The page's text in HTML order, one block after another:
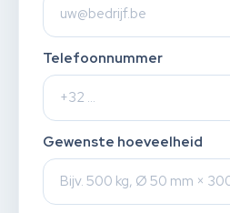
Telefoonnummer
Gewenste hoeveelheid